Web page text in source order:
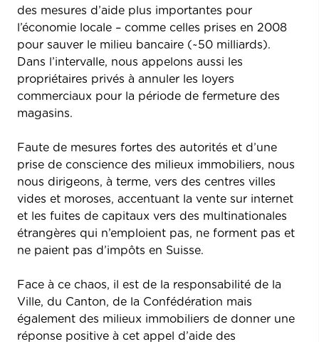
des mesures d’aide plus importantes pour
l’économie locale – comme celles prises en 2008
pour sauver le milieu bancaire (~50 milliards).
Dans l’intervalle, nous appelons aussi les
propriétaires privés à annuler les loyers
commerciaux pour la période de fermeture des
magasins.
Faute de mesures fortes des autorités et d’une
prise de conscience des milieux immobiliers, nous
nous dirigeons, à terme, vers des centres villes
vides et moroses, accentuant la vente sur internet
et les fuites de capitaux vers des multinationales
étrangères qui n’emploient pas, ne forment pas et
ne paient pas d’impôts en Suisse.
Face à ce chaos, il est de la responsabilité de la
Ville, du Canton, de la Confédération mais
également des milieux immobiliers de donner une
réponse positive à cet appel d’aide des